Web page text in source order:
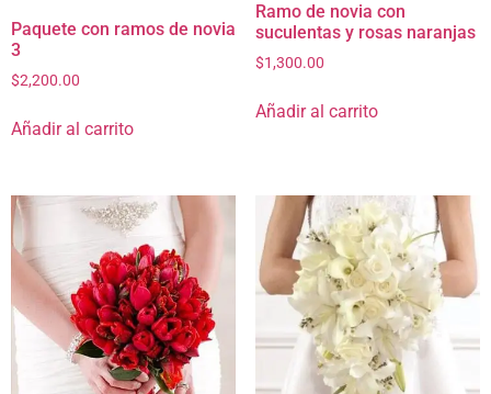
Paquete con ramos de novia
3
$2,200.00
Añadir al carrito
Ramo de novia con
suculentas y rosas naranjas
$1,300.00
Añadir al carrito